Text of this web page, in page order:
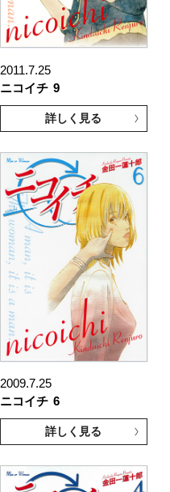
2011.7.25
ニコイチ 9
詳しく見る
2009.7.25
ニコイチ 6
詳しく見る